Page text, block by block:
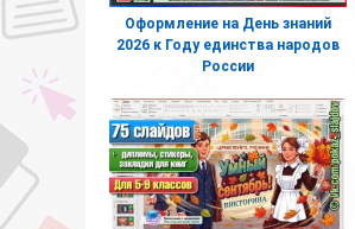
Оформление на День знаний
2026 к Году единства народов
России